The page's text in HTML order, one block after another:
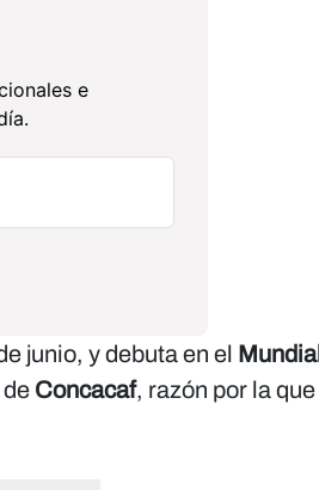
e
junio, y debuta en el Mundial
Concacaf, razón por la que